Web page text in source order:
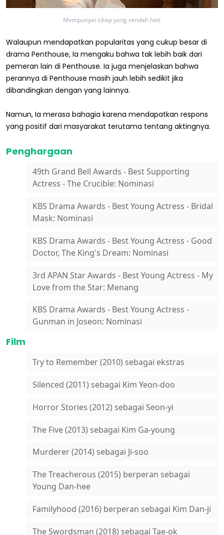
Mempunyai sikap yang rendah hati
Walaupun mendapatkan popularitas yang cukup besar di
drama Penthouse, Ia mengaku bahwa tak lebih baik dari
pemeran lain di Penthouse. Ia juga menjelaskan bahwa
perannya di Penthouse masih jauh lebih sedikit jika
dibandingkan dengan yang lainnya.
Namun, Ia merasa bahagia karena mendapatkan respons
yang positif dari masyarakat terutama tentang aktingnya.
Penghargaan
49th Grand Bell Awards - Best Supporting
Actress - The Crucible: Nominasi
KBS Drama Awards - Best Young Actress - Bridal
Mask: Nominasi
KBS Drama Awards - Best Young Actress - Good
Doctor, The King's Dream: Nominasi
3rd APAN Star Awards - Best Young Actress - My
Love from the Star: Menang
KBS Drama Awards - Best Young Actress -
Gunman in Joseon: Nominasi
Film
Try to Remember (2010) sebagai ekstras
Silenced (2011) sebagai Kim Yeon-doo
Horror Stories (2012) sebagai Seon-yi
The Five (2013) sebagai Kim Ga-young
Murderer (2014) sebagai Ji-soo
The Treacherous (2015) berperan sebagai
Young Dan-hee
Familyhood (2016) berperan sebagai Kim Dan-ji
The Swordsman (2018) sebagai Tae-ok